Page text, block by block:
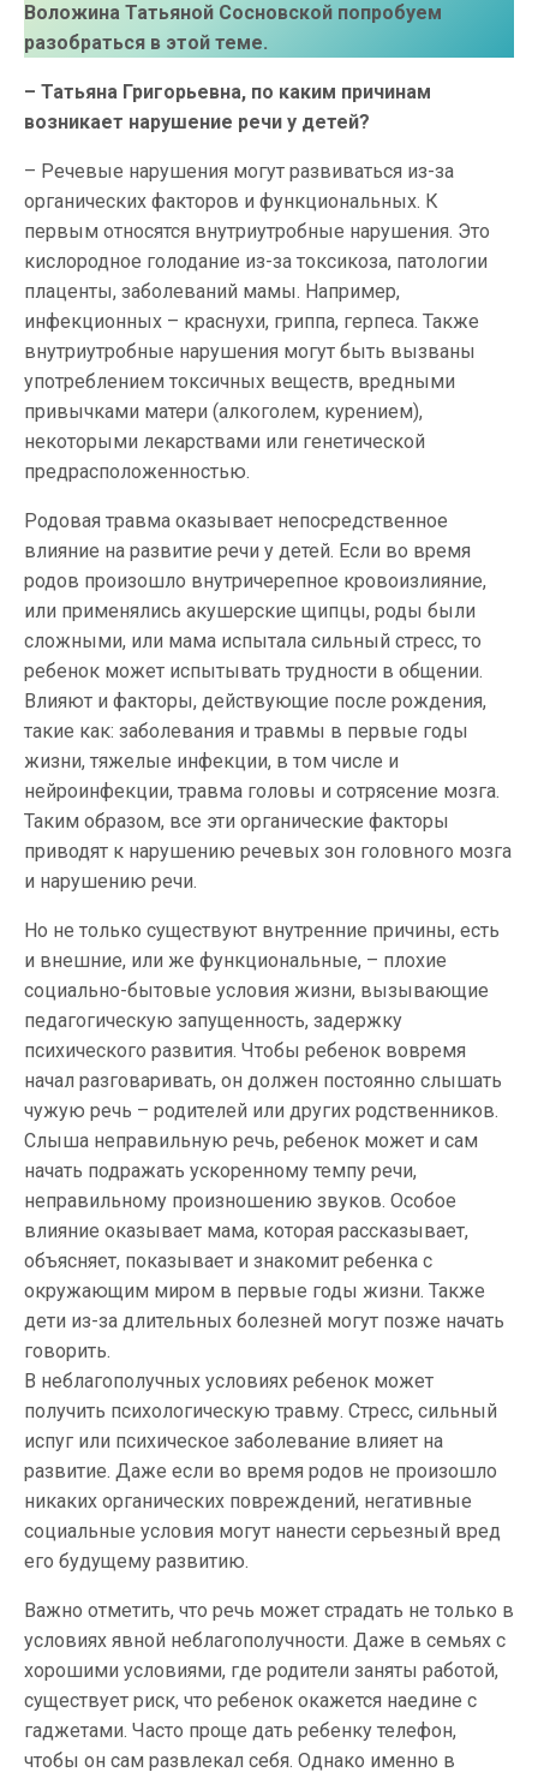
Воложина Татьяной Сосновской попробуем
разобраться в этой теме.
– Татьяна Григорьевна, по каким причинам
возникает нарушение речи у детей?
– Речевые нарушения могут развиваться из-за
органических факторов и функциональных. К
первым относятся внутриутробные нарушения. Это
кислородное голодание из-за токсикоза, патологии
плаценты, заболеваний мамы. Например,
инфекционных – краснухи, гриппа, герпеса. Также
внутриутробные нарушения могут быть вызваны
употреблением токсичных веществ, вредными
привычками матери (алкоголем, курением),
некоторыми лекарствами или генетической
предрасположенностью.
Родовая травма оказывает непосредственное
влияние на развитие речи у детей. Если во время
родов произошло внутричерепное кровоизлияние,
или применялись акушерские щипцы, роды были
сложными, или мама испытала сильный стресс, то
ребенок может испытывать трудности в общении.
Влияют и факторы, действующие после рождения,
такие как: заболевания и травмы в первые годы
жизни, тяжелые инфекции, в том числе и
нейроинфекции, травма головы и сотрясение мозга.
Таким образом, все эти органические факторы
приводят к нарушению речевых зон головного мозга
и нарушению речи.
Но не только существуют внутренние причины, есть
и внешние, или же функциональные, – плохие
социально-бытовые условия жизни, вызывающие
педагогическую запущенность, задержку
психического развития. Чтобы ребенок вовремя
начал разговаривать, он должен постоянно слышать
чужую речь – родителей или других родственников.
Слыша неправильную речь, ребенок может и сам
начать подражать ускоренному темпу речи,
неправильному произношению звуков. Особое
влияние оказывает мама, которая рассказывает,
объясняет, показывает и знакомит ребенка с
окружающим миром в первые годы жизни. Также
дети из-за длительных болезней могут позже начать
говорить.
В неблагополучных условиях ребенок может
получить психологическую травму. Стресс, сильный
испуг или психическое заболевание влияет на
развитие. Даже если во время родов не произошло
никаких органических повреждений, негативные
социальные условия могут нанести серьезный вред
его будущему развитию.
Важно отметить, что речь может страдать не только в
условиях явной неблагополучности. Даже в семьях с
хорошими условиями, где родители заняты работой,
существует риск, что ребенок окажется наедине с
гаджетами. Часто проще дать ребенку телефон,
чтобы он сам развлекал себя. Однако именно в